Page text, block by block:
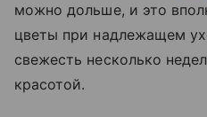
можно дольше, и это
цветы при надлежащем
свежесть несколько
красотой.